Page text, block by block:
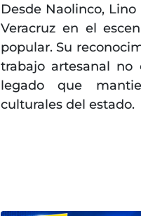
Desde Naolinco,
Veracruz en el
popular. Su
trabajo artesanal no
legado que
culturales del estado.